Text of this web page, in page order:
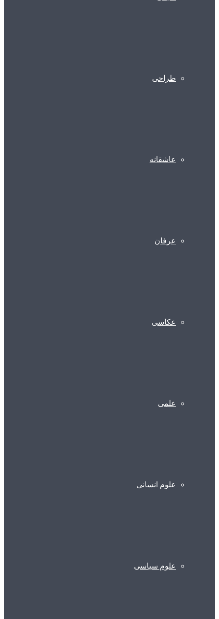
طراحی
عاشقانه
عرفان
عکاسی
علمی
علوم انسانی
علوم سیاسی